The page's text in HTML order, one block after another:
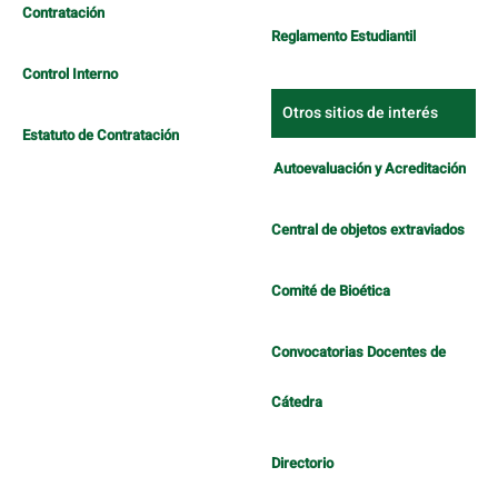
Contratación
Control Interno
Estatuto de Contratación
Reglamento Estudiantil
Otros sitios de interés
Autoevaluación y Acreditación
Central de objetos extraviados
Comité de Bioética
Convocatorias Docentes de
Cátedra
Directorio